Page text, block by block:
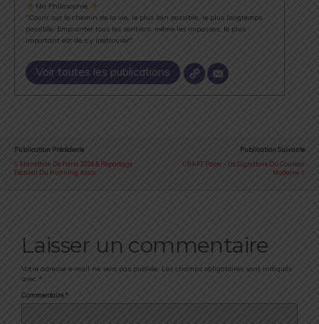
Ma Philosophie
"Courir sur le chemin de la vie, le plus loin possible, le plus longtemps
possible. Emprunter tous les sentiers, même les impasses, le plus
important est de s’y (re)trouver".
Voir toutes les publications
Publication Précédente
Marathon De Paris 2024 & Reportage
Festival Du Running Asics
Publication Suivante
CRAFT Pacer - La Signature Du Coureur
Moderne
Laisser un commentaire
Votre adresse e-mail ne sera pas publiée. Les champs obligatoires sont indiqués
avec *
Commentaire *